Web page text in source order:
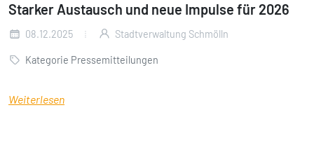
Starker Austausch und neue Impulse für 2026
08.12.2025 Stadtverwaltung Schmölln
Kategorie Pressemitteilungen
Weiterlesen